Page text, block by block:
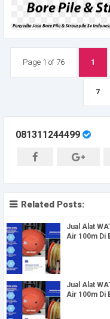
Page 1 of 76 1
7
081311244499
Related Posts:
Jual Alat
Air 100m Di
Jual Alat
Air 100m Di